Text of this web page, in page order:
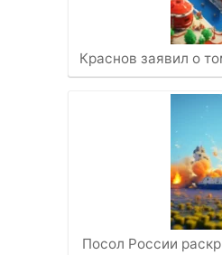
Краснов заявил о
Посол России